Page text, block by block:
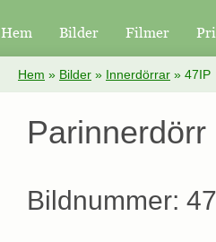
Hem Bilder Filmer
Hem » Bilder » Innerdörrar » 47IP
Parinnerdörr
Bildnummer: